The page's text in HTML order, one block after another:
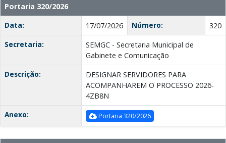
Portaria 320/2026
Data:
17/07/2026 Número:
320
Secretaria:
SEMGC - Secretaria Municipal de
Gabinete e Comunicação
Descrição:
DESIGNAR SERVIDORES PARA
ACOMPANHAREM O PROCESSO 2026-
4ZB8N
Anexo:
Portaria 320/2026